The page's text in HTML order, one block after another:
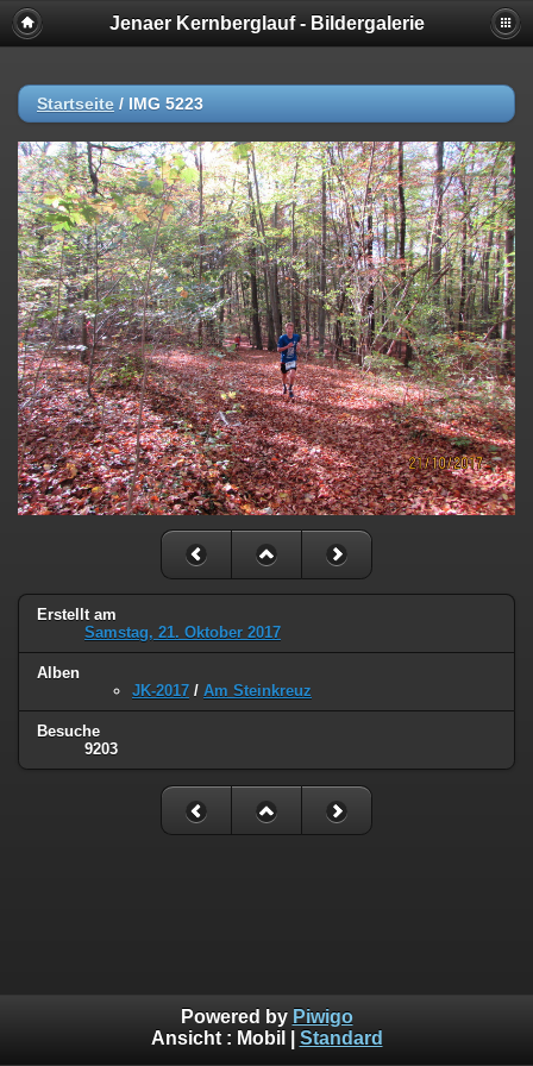
Jenaer Kernberglauf - Bildergalerie
Startseite / IMG 5223
Erstellt am
Samstag, 21. Oktober 2017
Alben
JK-2017 / Am Steinkreuz
Besuche
9203
Powered by Piwigo
Ansicht : Mobil Standard